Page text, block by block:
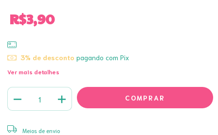
R$3,90
3% de desconto pagando com Pix
Ver mais detalhes
Entregas para o CEP:
Meios de envio